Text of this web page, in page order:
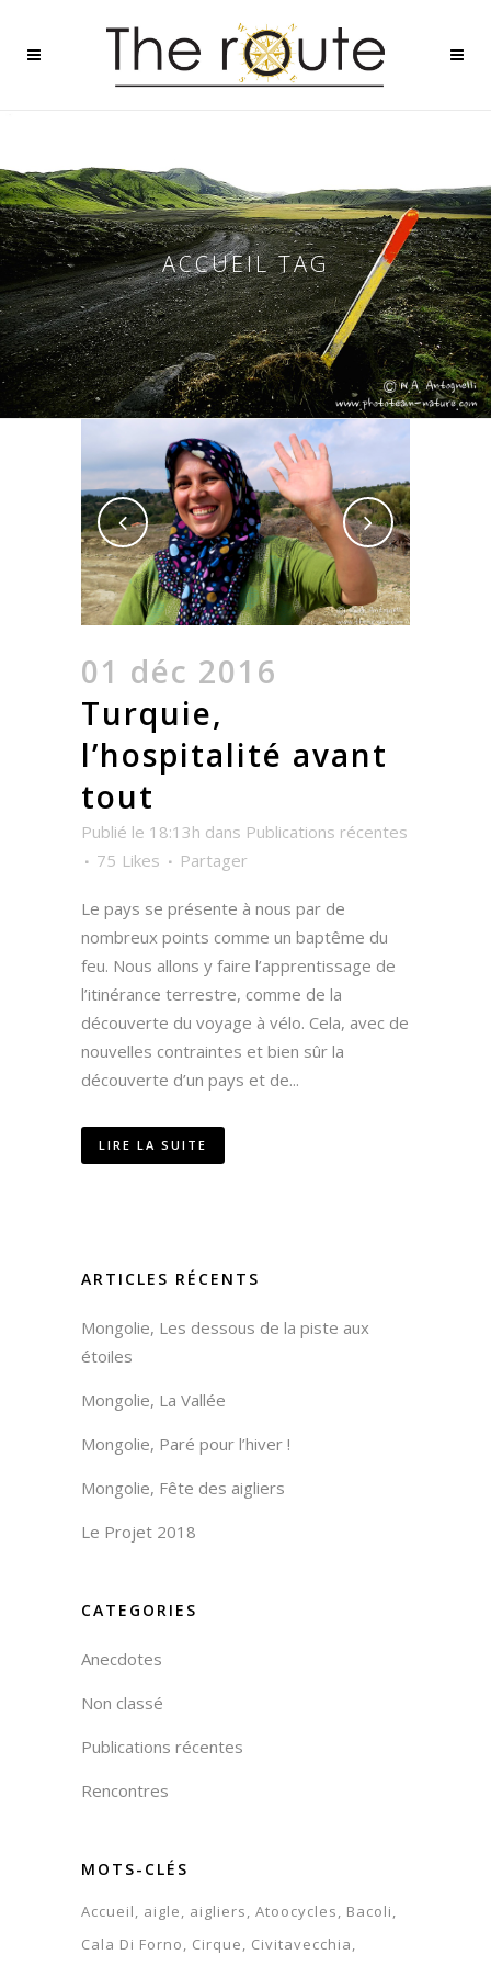
ACCUEIL TAG
01 déc 2016
Turquie,
l’hospitalité avant
tout
Publié le 18:13h dans Publications récentes
75 Likes Partager
Le pays se présente à nous par de
nombreux points comme un baptême du
feu. Nous allons y faire l’apprentissage de
l’itinérance terrestre, comme de la
découverte du voyage à vélo. Cela, avec de
nouvelles contraintes et bien sûr la
découverte d’un pays et de...
LIRE LA SUITE
ARTICLES RÉCENTS
Mongolie, Les dessous de la piste aux
étoiles
Mongolie, La Vallée
Mongolie, Paré pour l’hiver !
Mongolie, Fête des aigliers
Le Projet 2018
CATEGORIES
Anecdotes
Non classé
Publications récentes
Rencontres
MOTS-CLÉS
Accueil aigle aigliers Atoocycles
Bacoli
Cala Di Forno
Cirque Civitavecchia